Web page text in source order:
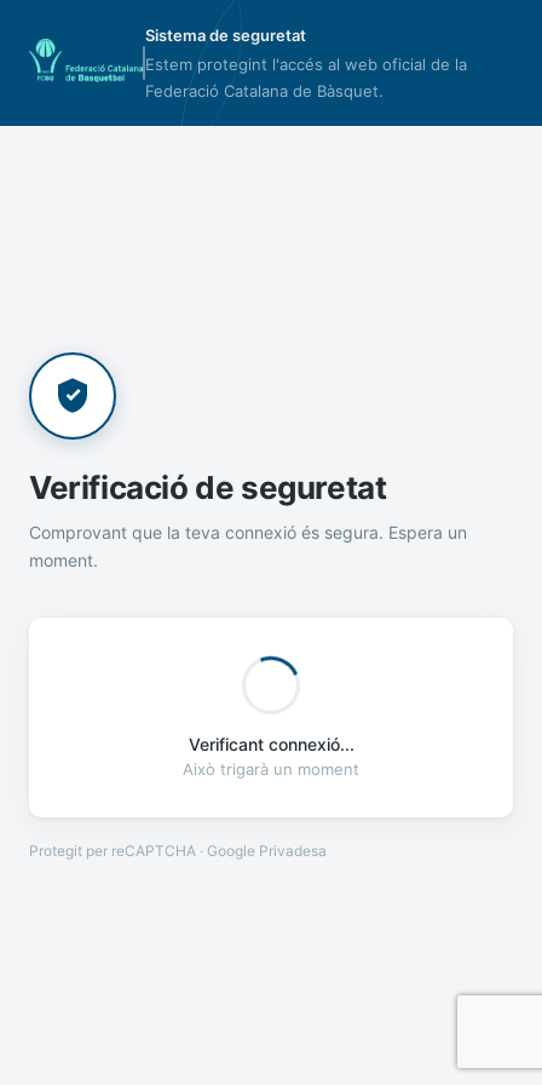
Sistema de seguretat
Estem protegint l'accés al web oficial de la
Federació Catalana de Bàsquet.
Verificació de seguretat
Comprovant que la teva connexió és segura. Espera un
moment.
Verificant connexió...
Això trigarà un moment
Protegit per reCAPTCHA · Google Privadesa